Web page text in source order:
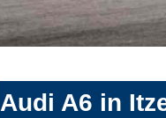
Audi A6 in